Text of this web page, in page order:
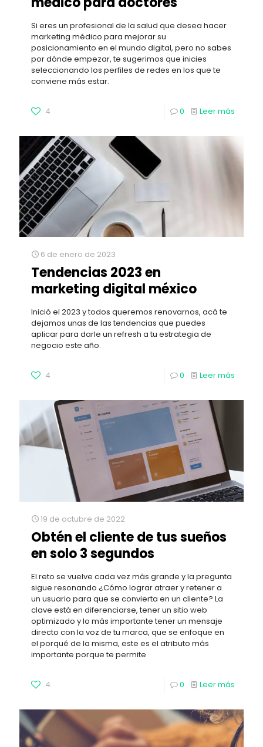
Si eres un profesional de la salud que desea hacer
marketing médico para mejorar su
posicionamiento en el mundo digital, pero no sabes
por dónde empezar, te sugerimos que inicies
seleccionando los perfiles de redes en los que te
conviene más estar.
4 0 Leer más
6 de enero de 2023
Tendencias 2023 en
marketing digital méxico
Inició el 2023 y todos queremos renovarnos, acá te
dejamos unas de las tendencias que puedes
aplicar para darle un refresh a tu estrategia de
negocio este año.
4 0 Leer más
19 de octubre de 2022
Obtén el cliente de tus sueños
en solo 3 segundos
El reto se vuelve cada vez más grande y la pregunta
sigue resonando ¿Cómo lograr atraer y retener a
un usuario para que se convierta en un cliente? La
clave está en diferenciarse, tener un sitio web
optimizado y lo más importante tener un mensaje
directo con la voz de tu marca, que se enfoque en
el porqué de la misma, este es el atributo más
importante porque te permite
4 0 Leer más